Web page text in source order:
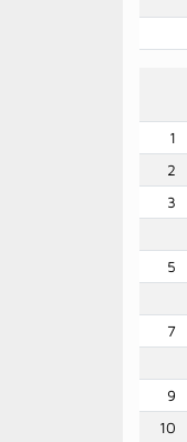
1
2
3
5
7
9
10